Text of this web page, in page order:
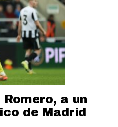
a un
de Madrid